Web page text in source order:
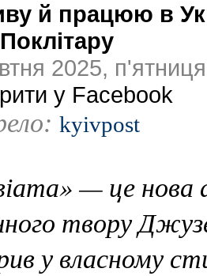
й працюю в
2025, п'ятниця
у Facebook
kyivpost
— це нова
твору
у власному